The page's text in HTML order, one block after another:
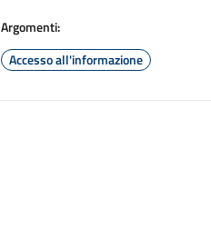
Argomenti:
Accesso all'informazione